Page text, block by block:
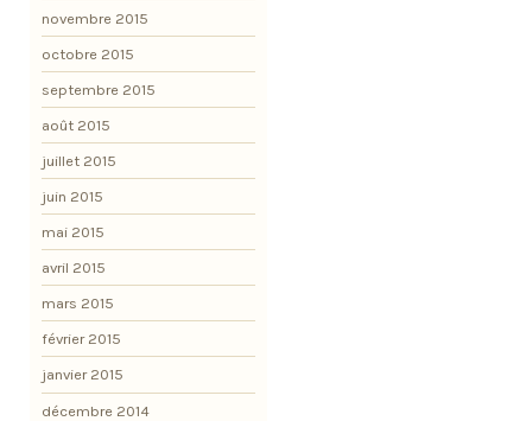
novembre 2015
octobre 2015
septembre 2015
août 2015
juillet 2015
juin 2015
mai 2015
avril 2015
mars 2015
février 2015
janvier 2015
décembre 2014